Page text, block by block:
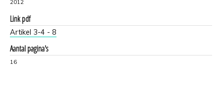
2012
Link pdf
Artikel 3-4 - 8
Aantal pagina's
16